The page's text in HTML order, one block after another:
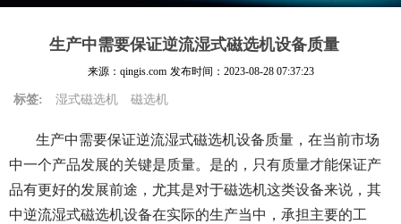
生产中需要保证逆流湿式磁选机设备质量
来源：qingis.com 发布时间： 2023-08-28 07:37:23
标签: 湿式磁选机 磁选机
生产中需要保证逆流湿式磁选机设备质量，在当前市场
中一个产品发展的关键是质量。是的，只有质量才能保证产
品有更好的发展前途，尤其是对于磁选机这类设备来说，其
中逆流湿式磁选机设备在实际的生产当中，承担主要的工